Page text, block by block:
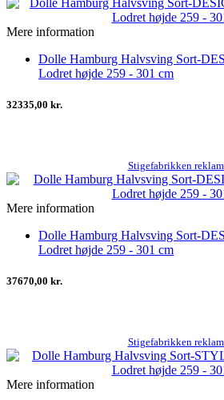
Mere information
Dolle Hamburg Halvsving Sort-
Lodret højde 259 - 301 cm
32335,00 kr.
Stigefabrikken
Mere information
Dolle Hamburg Halvsving Sort-
Lodret højde 259 - 301 cm
37670,00 kr.
Stigefabrikken
Mere information